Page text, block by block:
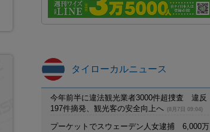
タイローカルニュース
今年前半に違法観光業者3000件超捜査 違反
197件摘発、観光客の安全向上へ
(8月7日 09:04)
プーケットでスウェーデン人女逮捕 6,000万